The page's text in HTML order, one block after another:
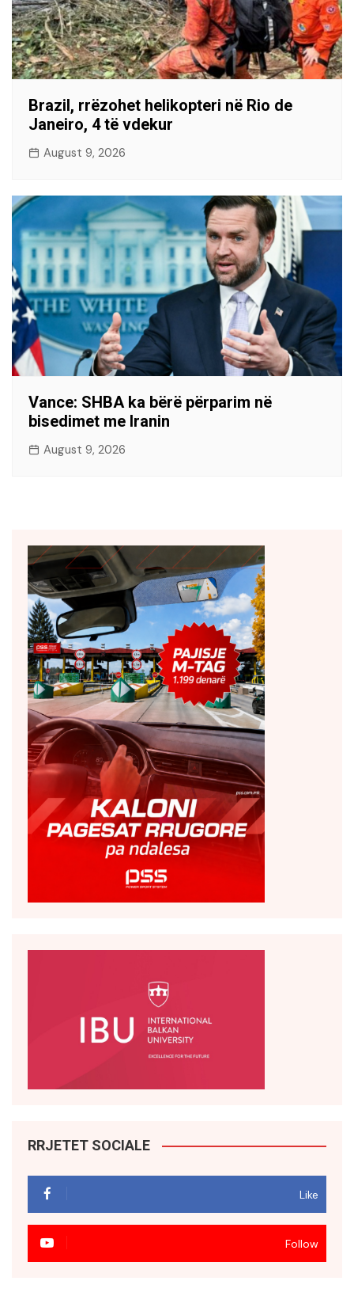
Brazil, rrëzohet helikopteri në Rio de
Janeiro, 4 të vdekur
August 9, 2026
Vance: SHBA ka bërë përparim në
bisedimet me Iranin
August 9, 2026
RRJETET SOCIALE
Like
Follow